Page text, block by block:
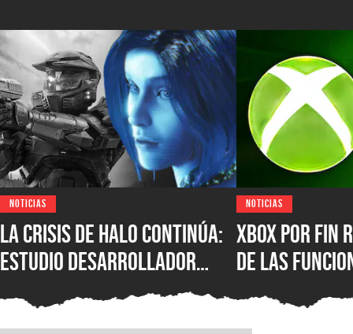
NOTICIAS
La crisis de Halo continúa:
estudio desarrollador
sufre despidos tras el
fallido lanzamiento
NOTICIAS
XBOX por fin
de las
populares
que los